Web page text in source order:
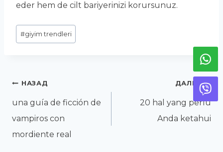
eder hem de cilt bariyerinizi korursunuz.
Метки
записи:
#giyim trendleri
Навигация
по
записям
НАЗАД
una guía de ficción de
vampiros con
mordiente real
ДАЛЕЕ
20 hal yang perlu
Anda ketahui